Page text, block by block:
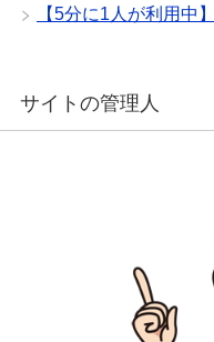
【5分に1人が利用中
サイトの管理人